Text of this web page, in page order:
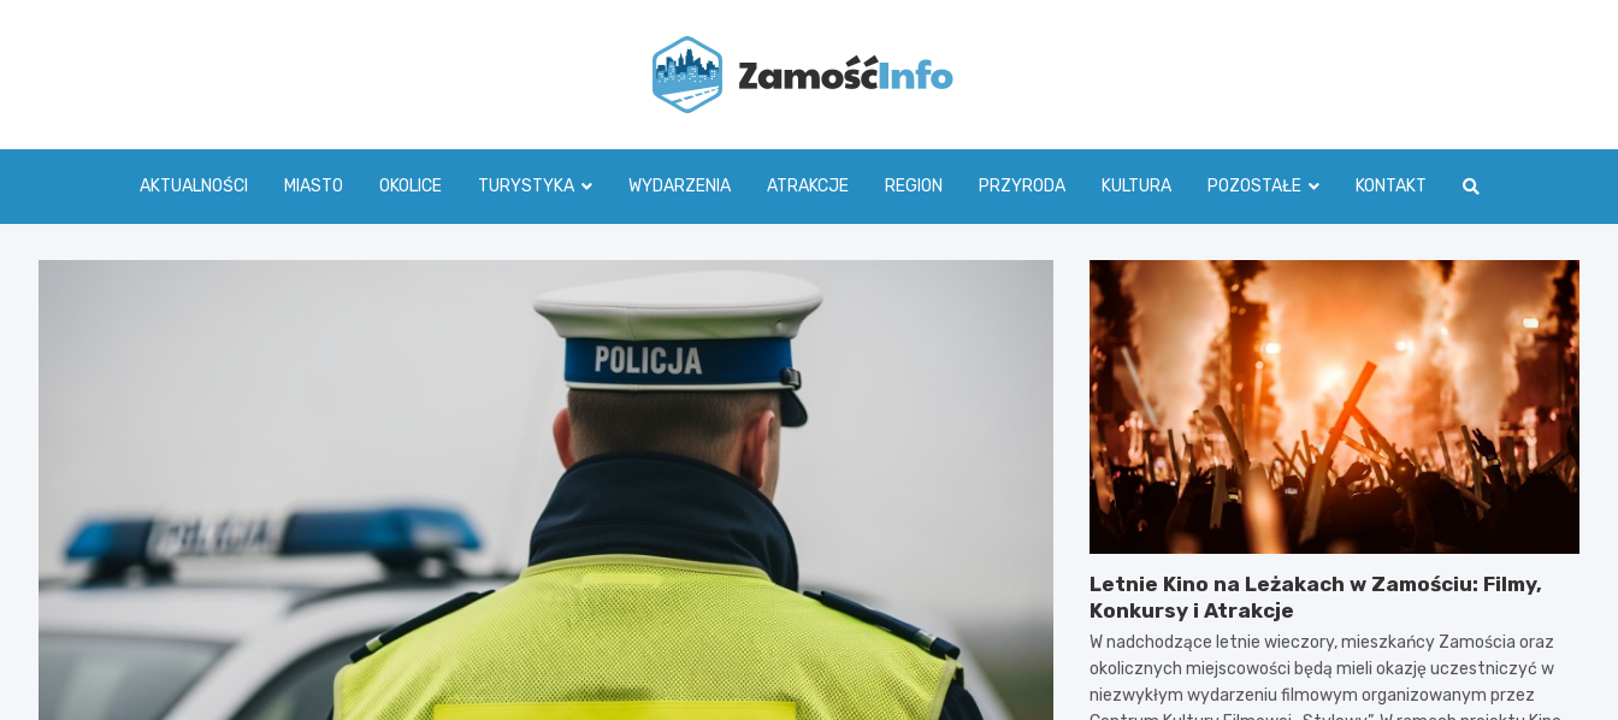
AKTUALNOŚCI MIASTO OKOLICE TURYSTYKA WYDARZENIA ATRAKCJE REGION PRZYRODA KULTURA POZOSTAŁE KONTAKT
Letnie Kino na Leżakach w Zamościu: Filmy,
Konkursy i Atrakcje
W nadchodzące letnie wieczory, mieszkańcy Zamościa oraz
okolicznych miejscowości będą mieli okazję uczestniczyć w
niezwykłym wydarzeniu filmowym organizowanym przez